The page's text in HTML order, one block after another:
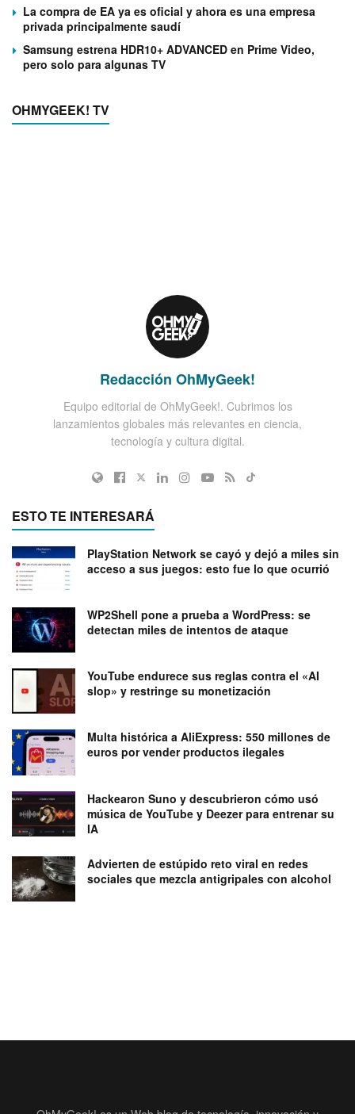
La compra de EA ya es oficial y ahora es una empresa
privada principalmente saudí
Samsung estrena HDR10+ ADVANCED en Prime Video,
pero solo para algunas TV
OHMYGEEK! TV
Redacción OhMyGeek!
Equipo editorial de OhMyGeek!. Cubrimos los
lanzamientos globales más relevantes en ciencia,
tecnología y cultura digital.
ESTO TE INTERESARÁ
PlayStation Network se cayó y dejó a miles sin
acceso a sus juegos: esto fue lo que ocurrió
WP2Shell pone a prueba a WordPress: se
detectan miles de intentos de ataque
YouTube endurece sus reglas contra el «AI
slop» y restringe su monetización
Multa histórica a AliExpress: 550 millones de
euros por vender productos ilegales
Hackearon Suno y descubrieron cómo usó
música de YouTube y Deezer para entrenar su
IA
Advierten de estúpido reto viral en redes
sociales que mezcla antigripales con alcohol